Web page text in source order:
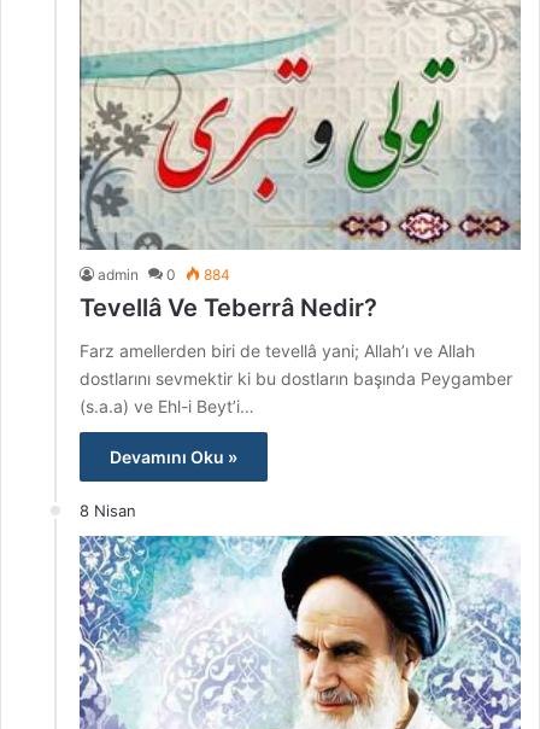
admin 0 884
Tevellâ Ve Teberrâ Nedir?
Farz amellerden biri de tevellâ yani; Allah’ı ve Allah
dostlarını sevmektir ki bu dostların başında Peygamber
(s.a.a) ve Ehl-i Beyt’i…
Devamını Oku »
8 Nisan